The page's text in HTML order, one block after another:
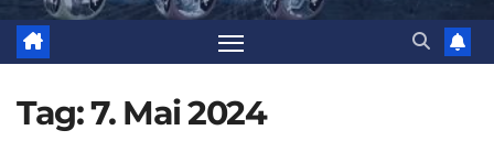
Tag:7. Mai 2024